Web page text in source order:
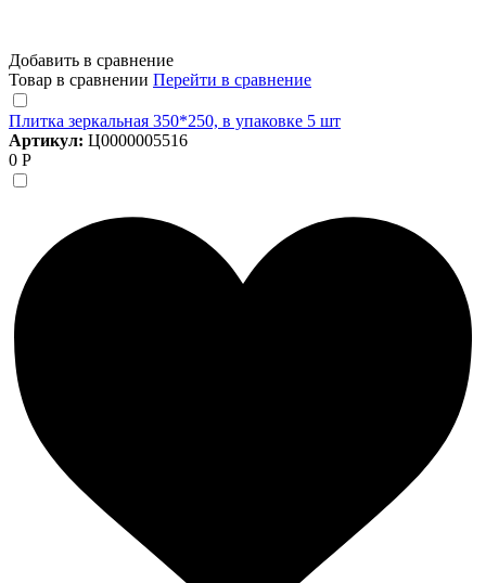
Добавить в сравнение
Товар в сравнении Перейти в сравнение
Плитка зеркальная 350*250, в упаковке 5 шт
Артикул: Ц0000005516
0 Р